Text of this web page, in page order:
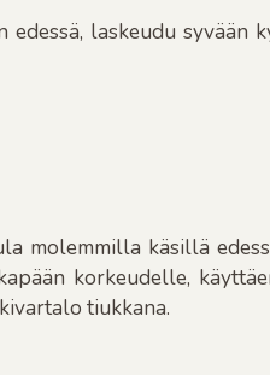
laskeudu syvään
molemmilla käsillä
korkeudelle,
tiukkana.